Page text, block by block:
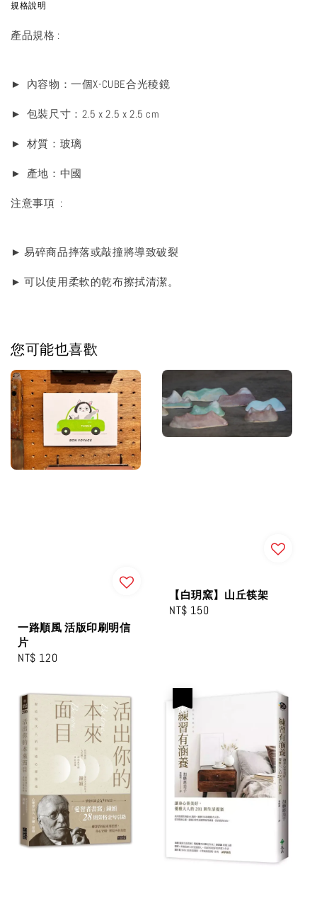
規格說明
產品規格 :
► 內容物：一個X-CUBE合光稜鏡
► 包裝尺寸：2.5 x 2.5 x 2.5 cm
► 材質：玻璃
► 產地：中國
注意事項 :
► 易碎商品摔落或敲撞將導致破裂
► 可以使用柔軟的乾布擦拭清潔。
您可能也喜歡
一路順風 活版印刷明信
片
Regular
NT$ 120
【白玥窯】山丘筷架
Regular
NT$ 150